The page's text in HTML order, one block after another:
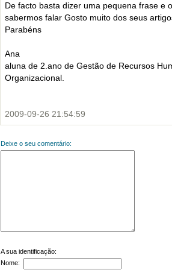
De facto basta dizer uma pequena frase e
sabermos falar Gosto muito dos seus
Parabéns
Ana
aluna de 2.ano de Gestão de Recursos
Organizacional.
2009-09-26 21:54:59
Deixe o seu comentário:
A sua identificação:
Nome: